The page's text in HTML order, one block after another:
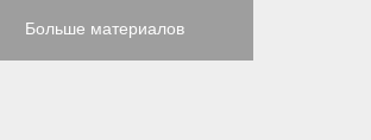
Больше материалов